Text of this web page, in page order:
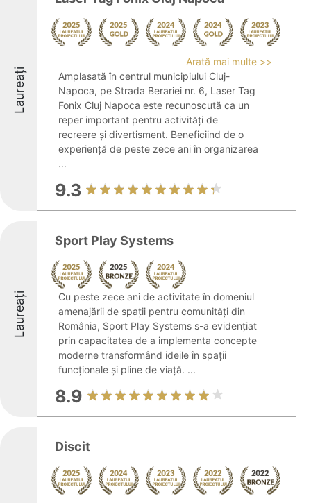
Laureați
Arată mai multe >>
Amplasată în centrul municipiului Cluj-
Napoca, pe Strada Berariei nr. 6, Laser Tag
Fonix Cluj Napoca este recunoscută ca un
reper important pentru activități de
recreere și divertisment. Beneficiind de o
experiență de peste zece ani în organizarea
...
9.3
Laureați
Sport Play Systems
Cu peste zece ani de activitate în domeniul
amenajării de spații pentru comunități din
România, Sport Play Systems s-a evidențiat
prin capacitatea de a implementa concepte
moderne transformând ideile în spații
funcționale și pline de viață. ...
8.9
Discit